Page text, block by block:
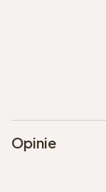
Opinie